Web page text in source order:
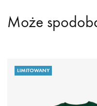
Może
LIMITOWANY